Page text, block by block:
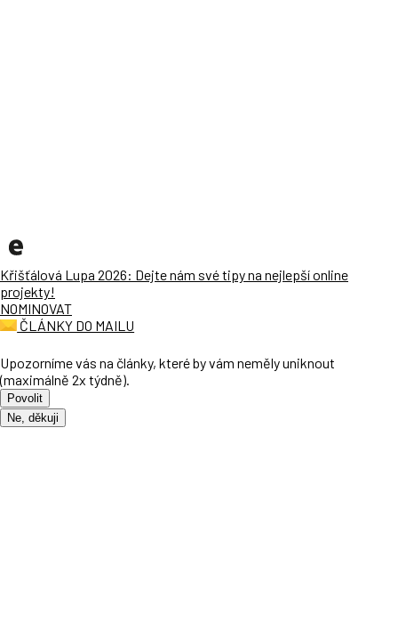
Křišťálová Lupa 2026: Dejte nám své tipy na nejlepší online
projekty!
NOMINOVAT
ČLÁNKY DO MAILU
Upozorníme vás na články, které by vám neměly uniknout
(maximálně 2x týdně).
Povolit
Ne, děkuji